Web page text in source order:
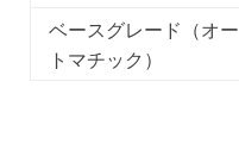
ベースグレード（オー
トマチック）